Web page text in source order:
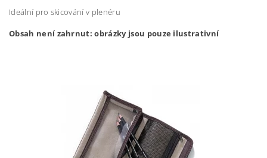
Ideální pro skicování v plenéru
Obsah není zahrnut: obrázky jsou pouze ilustrativní